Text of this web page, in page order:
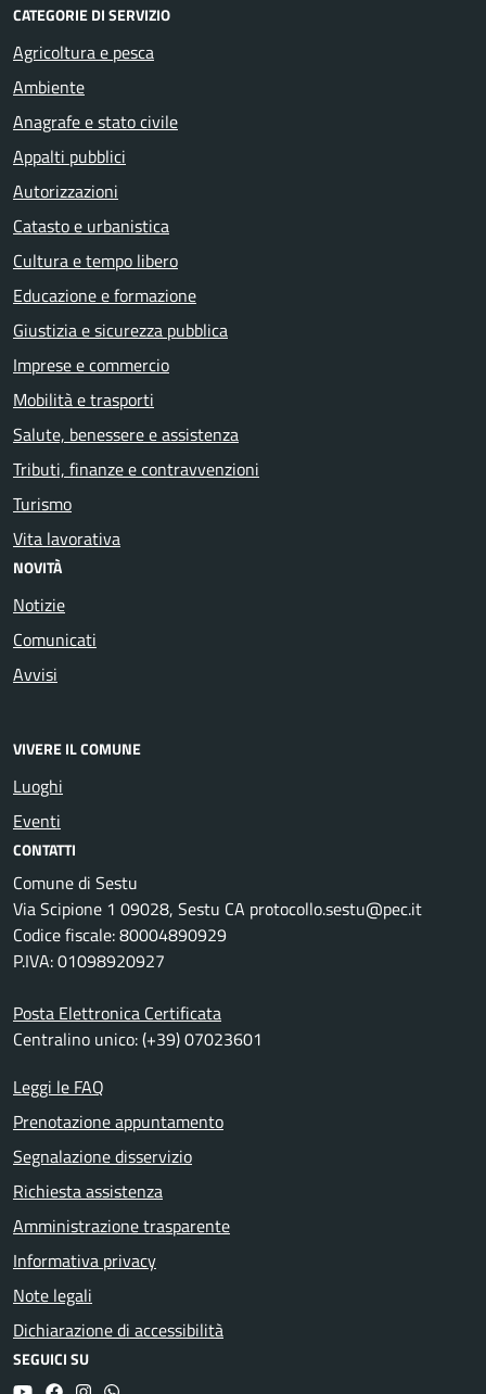
CATEGORIE DI SERVIZIO
Agricoltura e pesca
Ambiente
Anagrafe e stato civile
Appalti pubblici
Autorizzazioni
Catasto e urbanistica
Cultura e tempo libero
Educazione e formazione
Giustizia e sicurezza pubblica
Imprese e commercio
Mobilità e trasporti
Salute, benessere e assistenza
Tributi, finanze e contravvenzioni
Turismo
Vita lavorativa
NOVITÀ
Notizie
Comunicati
Avvisi
VIVERE IL COMUNE
Luoghi
Eventi
CONTATTI
Comune di Sestu
Via Scipione 1 09028, Sestu CA protocollo.sestu@pec.it
Codice fiscale: 80004890929
P.IVA: 01098920927
Posta Elettronica Certificata
Centralino unico: (+39) 07023601
Leggi le FAQ
Prenotazione appuntamento
Segnalazione disservizio
Richiesta assistenza
Amministrazione trasparente
Informativa privacy
Note legali
Dichiarazione di accessibilità
SEGUICI SU